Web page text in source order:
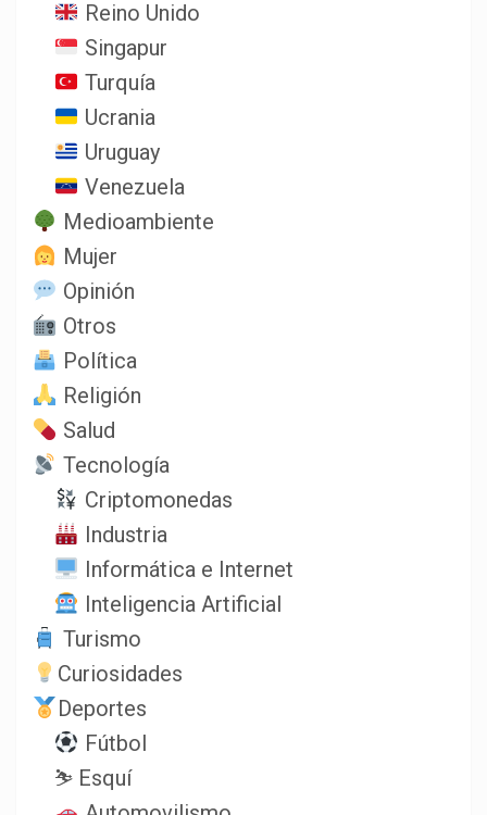
Reino Unido
Singapur
Turquía
Ucrania
Uruguay
Venezuela
Medioambiente
Mujer
Opinión
Otros
Política
Religión
Salud
Tecnología
Criptomonedas
Industria
Informática e Internet
Inteligencia Artificial
Turismo
Curiosidades
Deportes
Fútbol
⛷️ Esquí